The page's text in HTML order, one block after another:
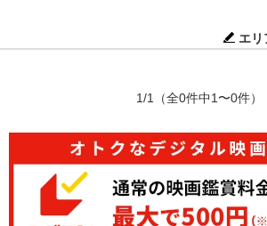
エリ
1/1 （全0件中1〜0件）